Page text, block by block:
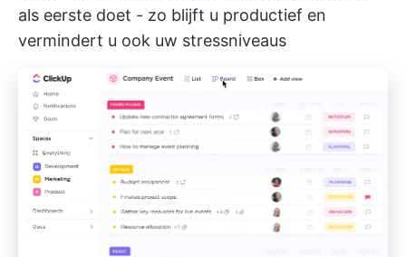
als eerste doet - zo blijft u productief en
vermindert u ook uw stressniveaus